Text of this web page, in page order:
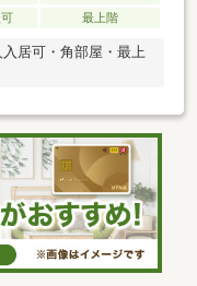
最上階
居可・角部屋・最上